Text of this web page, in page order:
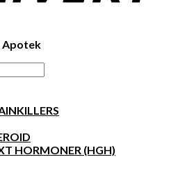
Apotek
HORMONER (HGH)